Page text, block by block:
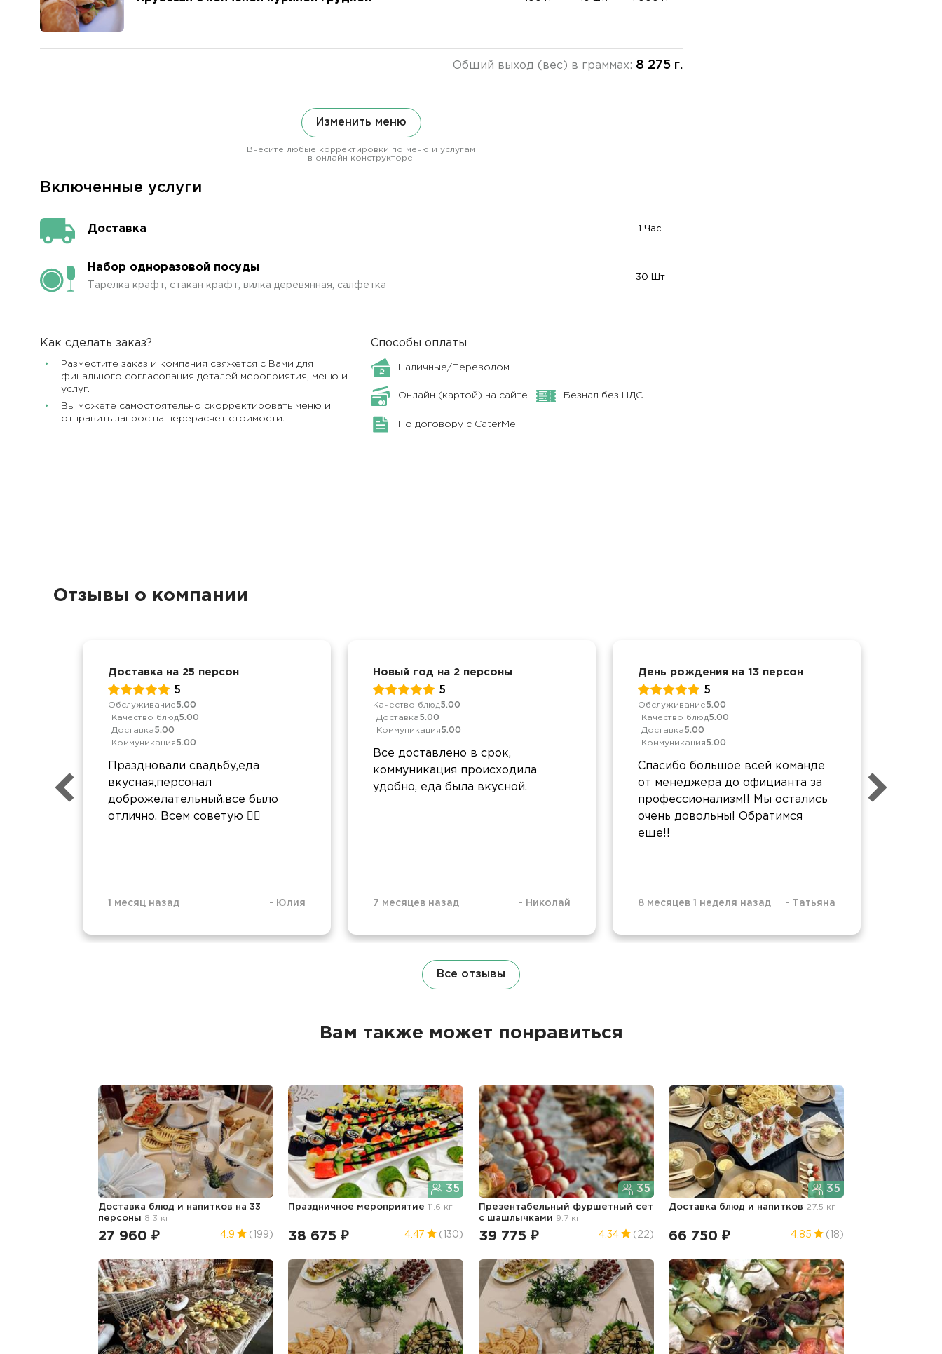
Общий выход (вес) в граммах: 8 275 г.
Изменить меню
Внесите любые корректировки по меню и услугам
в онлайн конструкторе.
Включенные услуги
Доставка 1 Час
Набор одноразовой посуды
Тарелка крафт, стакан крафт, вилка деревянная, салфетка
30 Шт
Как сделать заказ?
Разместите заказ и компания свяжется с Вами для
финального согласования деталей мероприятия, меню и
услуг.
Вы можете самостоятельно скорректировать меню и
отправить запрос на перерасчет стоимости.
Способы оплаты
Наличные/Переводом
Онлайн (картой) на сайте Безнал без НДС
По договору с CaterMe
Отзывы о компании
Доставка на 25 персон
5
Обслуживание5.00
Качество блюд5.00
Доставка5.00
Коммуникация5.00
Праздновали свадьбу,еда
вкусная,персонал
доброжелательный,все было
отлично. Всем советую 👍🏻
1 месяц назад - Юлия
Новый год на 2 персоны
5
Качество блюд5.00
Доставка5.00
Коммуникация5.00
Все доставлено в срок,
коммуникация происходила
удобно, еда была вкусной.
7 месяцев назад - Николай
День рождения на 13 персон
5
Обслуживание5.00
Качество блюд5.00
Доставка5.00
Коммуникация5.00
Спасибо большое всей команде
от менеджера до официанта за
профессионализм!! Мы остались
очень довольны! Обратимся
еще!!
8 месяцев 1 неделя назад - Татьяна
Все отзывы
Вам также может понравиться
Доставка блюд и напитков на 33
персоны 8.3 кг
27 960 ₽ 4.9 (199)
35
Праздничное мероприятие11.6 кг
38 675 ₽ 4.47 (130)
35
Презентабельный фуршетный сет
с шашлычками 9.7 кг
39 775 ₽ 4.34 (22)
35
Доставка блюд и напитков 27.5 кг
66 750 ₽ 4.85 (18)